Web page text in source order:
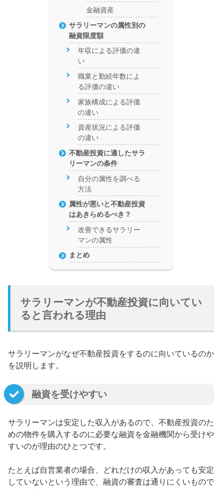
金融資産
サラリーマンの属性別の
融資限度額
年収による評価の違
い
職業と勤続年数によ
る評価の違い
家族構成による評価
の違い
資産状況による評価
の違い
不動産投資に適したサラ
リーマンの条件
自分の属性を調べる
方法
属性が悪いと不動産投資
はあきらめるべき？
改善できるサラリー
マンの属性
まとめ
サラリーマンが不動産投資に向いてい
ると言われる理由
サラリーマンがなぜ不動産投資をするのに向いているのか
を説明します。
融資を受けやすい
サラリーマンは安定した収入があるので、不動産投資のた
めの物件を購入するのに必要な融資を金融機関から受けや
すいのが理由のひとつです。
たとえば自営業者の場合、どれだけの収入があっても安定
していないという理由で、融資の審査は通りにくいもので